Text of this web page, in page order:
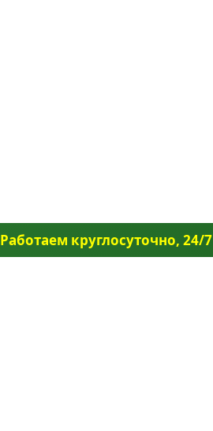
Работаем круглосуточно, 24/7